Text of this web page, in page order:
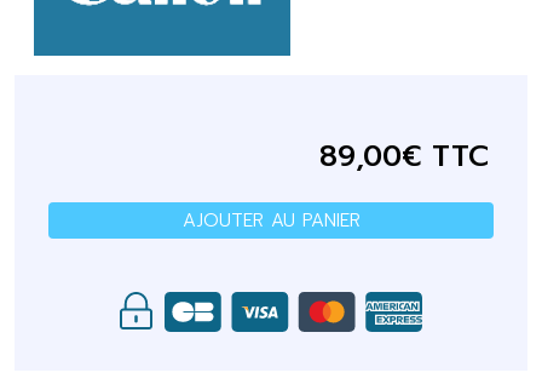
89,00€ TTC
AJOUTER AU PANIER